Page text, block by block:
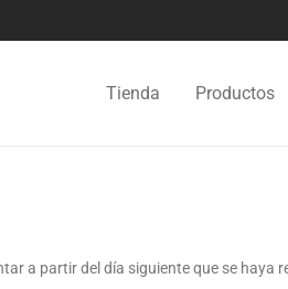
Tienda Productos
a partir del día siguiente que se haya